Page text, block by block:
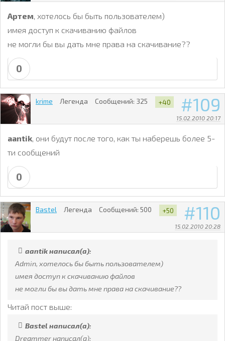
Артем, хотелось бы быть пользователем)
имея доступ к скачиванию файлов
не могли бы вы дать мне права на скачивание??
0
109
15.02.2010 20:17
krime Легенда Сообщений: 325 +40
aantik, они будут после того, как ты наберешь более 5-
ти сообщений
0
110
15.02.2010 20:28
Bastel Легенда Сообщений: 500 +50
aantik написал(а):
Admin, хотелось бы быть пользователем)
имея доступ к скачиванию файлов
не могли бы вы дать мне права на скачивание??
Читай пост выше:
Bastel написал(а):
Dreammer написал(а):